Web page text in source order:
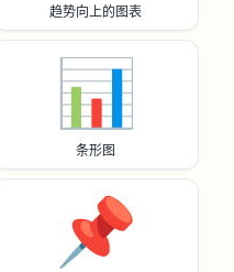
趋势向上的图表
📊
条形图
📌